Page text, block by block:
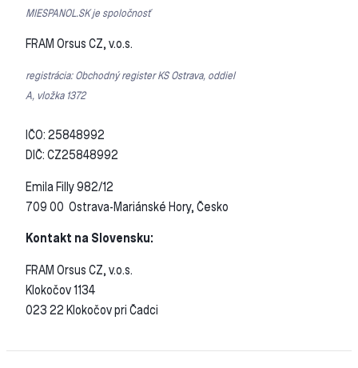
MIESPANOL.SK je spoločnosť
FRAM Orsus CZ, v.o.s.
registrácia: Obchodný register KS Ostrava, oddiel
A, vložka 1372
IČO: 25848992
DIČ: CZ25848992
Emila Filly 982/12
709 00 Ostrava-Mariánské Hory, Česko
Kontakt na Slovensku:
FRAM Orsus CZ, v.o.s.
Klokočov 1134
023 22 Klokočov pri Čadci